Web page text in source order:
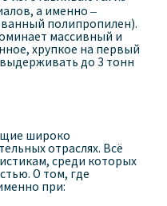
а именно –
полипропилен).
массивный и
хрупкое на первый
до 3 тонн
широко
отраслях. Всё
среди которых
О том, где
при: